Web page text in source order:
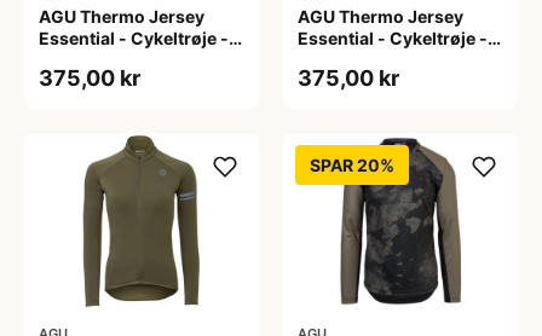
AGU Thermo Jersey
Essential - Cykeltrøje -
S
375,00 kr
AGU Thermo Jersey
Essential - Cykeltrøje -
XL
375,00 kr
SPAR 20%